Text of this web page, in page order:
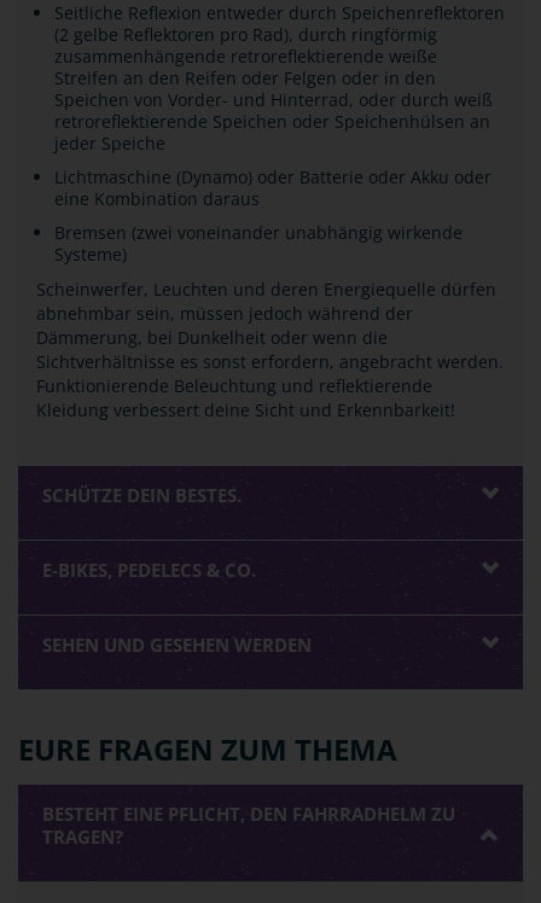
Seitliche Reflexion entweder durch Speichenreflektoren
(2 gelbe Reflektoren pro Rad), durch ringförmig
zusammenhängende retroreflektierende weiße
Streifen an den Reifen oder Felgen oder in den
Speichen von Vorder- und Hinterrad, oder durch weiß
retroreflektierende Speichen oder Speichenhülsen an
jeder Speiche
Lichtmaschine (Dynamo) oder Batterie oder Akku oder
eine Kombination daraus
Bremsen (zwei voneinander unabhängig wirkende
Systeme)
Scheinwerfer, Leuchten und deren Energiequelle dürfen
abnehmbar sein, müssen jedoch während der
Dämmerung, bei Dunkelheit oder wenn die
Sichtverhältnisse es sonst erfordern, angebracht werden.
Funktionierende Beleuchtung und reflektierende
Kleidung verbessert deine Sicht und Erkennbarkeit!
SCHÜTZE DEIN BESTES.
E-BIKES, PEDELECS & CO.
SEHEN UND GESEHEN WERDEN
EURE FRAGEN ZUM THEMA
BESTEHT EINE PFLICHT, DEN FAHRRADHELM ZU
TRAGEN?